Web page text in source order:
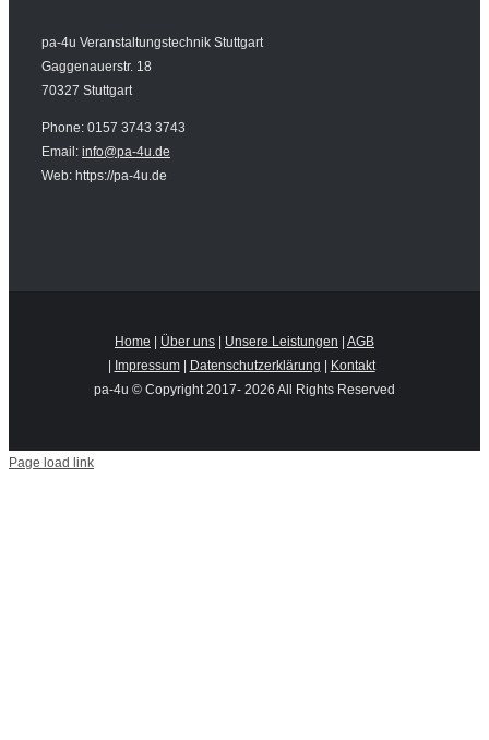
pa-4u Veranstaltungstechnik Stuttgart
Gaggenauerstr. 18
70327 Stuttgart
Phone: 0157 3743 3743
Email: info@pa-4u.de
Web: https://pa-4u.de
Home Über uns Unsere Leistungen
AGB
Impressum| Datenschutzerklärung
Kontakt
pa-4u © Copyright 2017- 2026 All Rights Reserved
Page load link